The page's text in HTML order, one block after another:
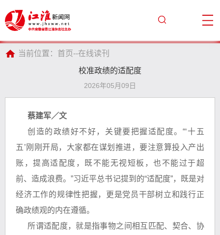
当前位置： 首页--在线读刊
校准政绩的适配度
2026年05月09日
蔡建军／文
创造的政绩好不好，关键要把握适配度。“‘十五
五’刚刚开局，大家都在谋划推进，要注意算投入产出
账，提高适配度，既不能无视短板，也不能过于超
前、造成浪费。”习近平总书记提到的“适配度”，既是对
经济工作的规律性把握，更是党员干部树立和践行正
确政绩观的内在遵循。
所谓适配度，就是指事物之间相互匹配、契合、协